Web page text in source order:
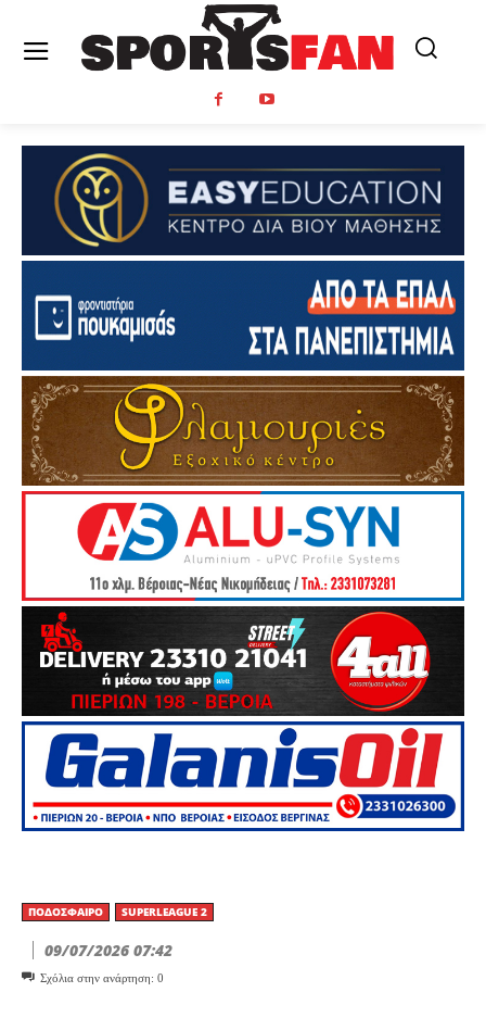
ΠΟΔΌΣΦΑΙΡΟ SUPERLEAGUE 2
09/07/2026 07:42
Σχόλια στην ανάρτηση: 0